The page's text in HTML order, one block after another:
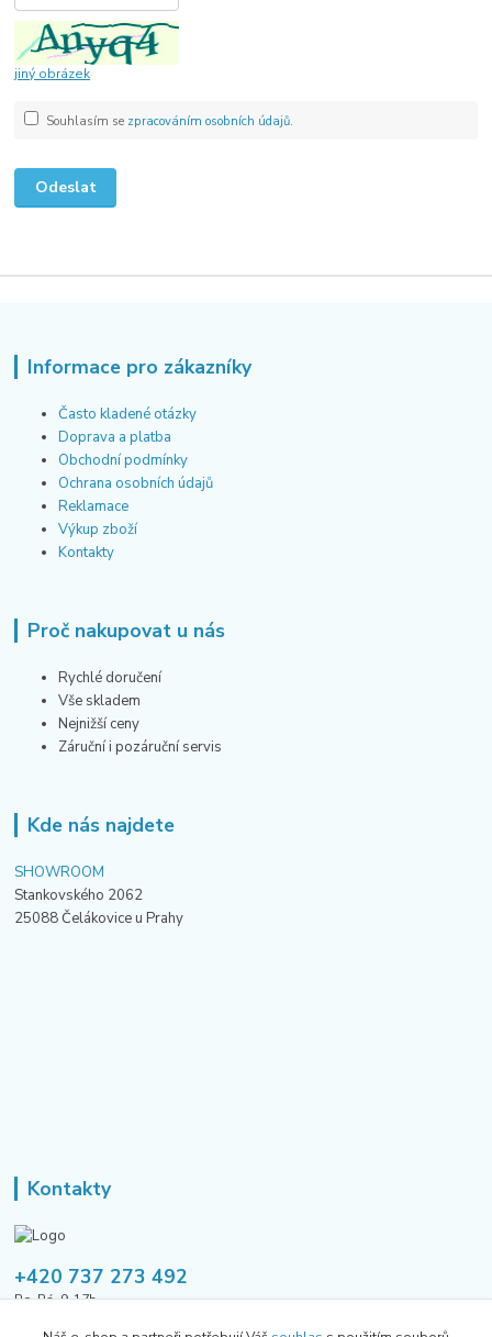
jiný obrázek
Souhlasím se zpracováním osobních údajů.
Informace pro zákazníky
Často kladené otázky
Doprava a platba
Obchodní podmínky
Ochrana osobních údajů
Reklamace
Výkup zboží
Kontakty
Proč nakupovat u nás
Rychlé doručení
Vše skladem
Nejnižší ceny
Záruční i pozáruční servis
Kde nás najdete
SHOWROOM
Stankovského 2062
25088 Čelákovice u Prahy
Kontakty
+420 737 273 492
Po-Pá, 9-17h